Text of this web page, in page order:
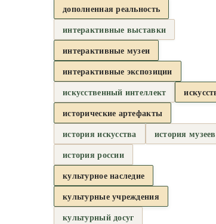
дополненная реальность
интерактивные выставки
интерактивные музеи
интерактивные экспозиции
искусственный интеллект
исторические артефакты
история искусства
история музеев
история россии
культурное наследие
культурные учреждения
культурный досуг